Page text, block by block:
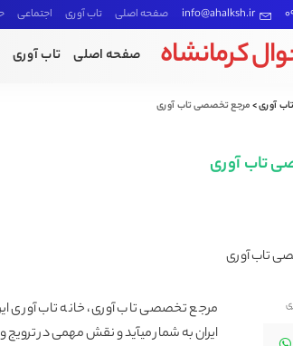
info@ahalksh.ir صفحه اصلی تاب آوری اجتماعی
کرمانشاه صفحه اصلی تاب آوری
تاب آوری>مرجع تخصصی تاب آوری
تاب آوری
مرجع تخصصی تاب آوری، خانه تاب آوری
ایران به شمار میآید و نقش مهمی در ترویج